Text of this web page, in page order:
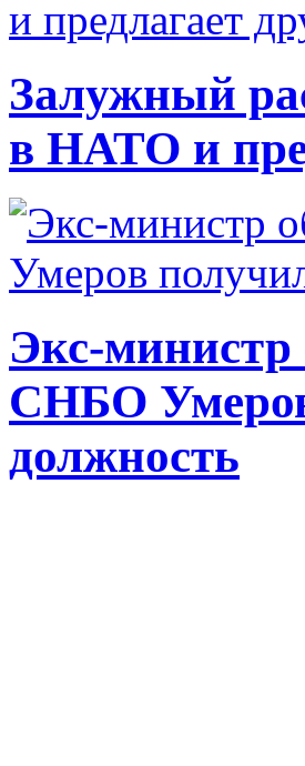
Залужный
в НАТО и
Экс-
СНБО
должность